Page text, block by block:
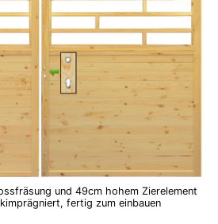
und 49cm hohem Zierelement
fertig zum einbauen